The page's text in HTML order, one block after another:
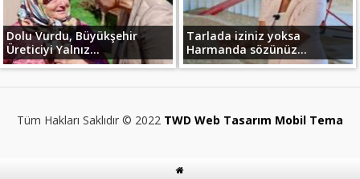
Dolu Vurdu, Büyükşehir
Üreticiyi Yalnız...
Tarlada iziniz yoksa
Harmanda sözünüz...
Tüm Hakları Saklıdır © 2022 TWD Web Tasarım Mobil Tema